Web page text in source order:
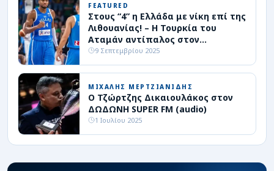
FEATURED
Στους “4” η Ελλάδα με νίκη επί της
Λιθουανίας! – Η Τουρκία του
Αταμάν αντίπαλος στον
ημιτελικό
9 Σεπτεμβρίου 2025
ΜΙΧΑΛΗΣ ΜΕΡΤΖΙΑΝΙΔΗΣ
Ο Τζώρτζης Δικαιουλάκος στον
ΔΩΔΩΝΗ SUPER FM (audio)
1 Ιουλίου 2025